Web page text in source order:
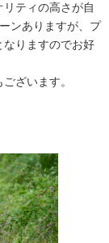
ティの高さが自
ンありますが、プ
なりますのでお好
ざいます。